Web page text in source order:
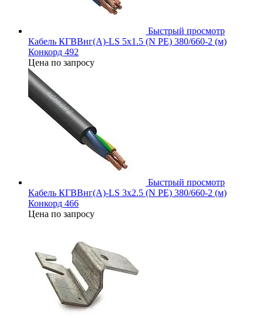
Быстрый просмотр
Кабель КГВВнг(А)-LS 5х1.5 (N PE) 380/660-2 (м)
Конкорд 492
Цена по запросу
Быстрый просмотр
Кабель КГВВнг(А)-LS 3х2.5 (N PE) 380/660-2 (м)
Конкорд 466
Цена по запросу